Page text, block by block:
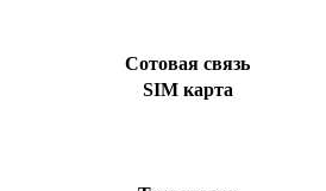
Сотовая связь
SIM карта